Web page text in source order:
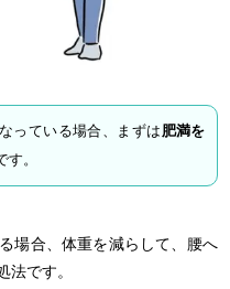
っている場合、まずは 肥満を
す。
場合、体重を減らして、腰へ
法です。